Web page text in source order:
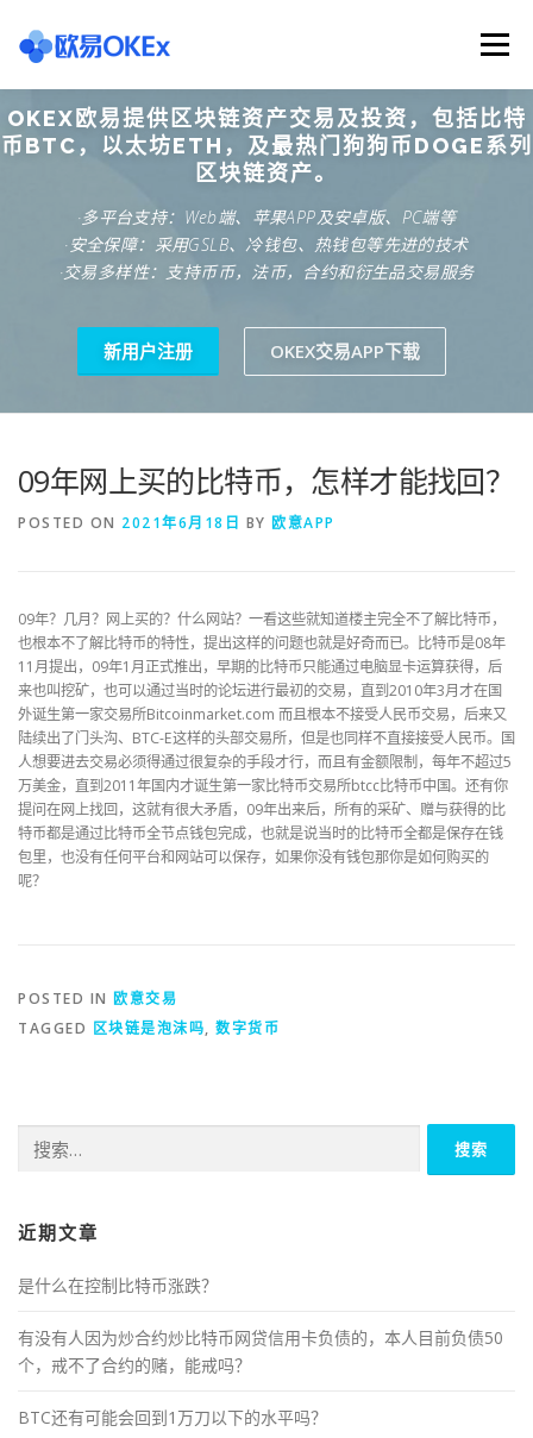
content
Menu
欧意交易所 关于欧意OKX 欧意APP下载
欧意注册网址 欧意交易下载 欧意团队
OKEX欧易提供区块链资产交易及投资，包括比特
币BTC，以太坊ETH，及最热门狗狗币DOGE系列
区块链资产。
·多平台支持：Web端、苹果APP及安卓版、PC端等
·安全保障：采用GSLB、冷钱包、热钱包等先进的技术
·交易多样性：支持币币，法币，合约和衍生品交易服务
新用户注册 OKEX交易APP下载
09年网上买的比特币，怎样才能找回？
POSTED ON 2021年6月18日 BY 欧意APP
09年？几月？网上买的？什么网站？一看这些就知道楼主完全不了解比特币，
也根本不了解比特币的特性，提出这样的问题也就是好奇而已。比特币是08年
11月提出，09年1月正式推出，早期的比特币只能通过电脑显卡运算获得，后
来也叫挖矿，也可以通过当时的论坛进行最初的交易，直到2010年3月才在国
外诞生第一家交易所Bitcoinmarket.com 而且根本不接受人民币交易，后来又
陆续出了门头沟、BTC-E这样的头部交易所，但是也同样不直接接受人民币。国
人想要进去交易必须得通过很复杂的手段才行，而且有金额限制，每年不超过5
万美金，直到2011年国内才诞生第一家比特币交易所btcc比特币中国。还有你
提问在网上找回，这就有很大矛盾，09年出来后，所有的采矿、赠与获得的比
特币都是通过比特币全节点钱包完成，也就是说当时的比特币全都是保存在钱
包里，也没有任何平台和网站可以保存，如果你没有钱包那你是如何购买的
呢？
POSTED IN 欧意交易
TAGGED 区块链是泡沫吗, 数字货币
索：
近期文章
是什么在控制比特币涨跌？
有没有人因为炒合约炒比特币网贷信用卡负债的，本人目前负债50
个，戒不了合约的赌，能戒吗？
BTC还有可能会回到1万刀以下的水平吗？